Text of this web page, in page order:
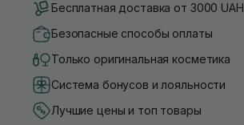
Бесплатная доставка от 3000 UAH
Безопасные способы оплаты
Только оригинальная косметика
Система бонусов и лояльности
Лучшие цены и топ товары